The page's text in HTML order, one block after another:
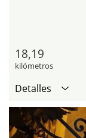
18,19
kilómetros
Detalles